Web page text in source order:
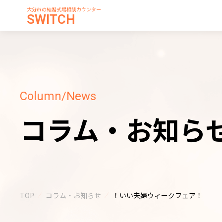
大分市の結婚式場相談カウンター
SWITCH
Column/News
コラム・お知ら
TOP コラム・お知らせ ！いい夫婦ウィークフェア！